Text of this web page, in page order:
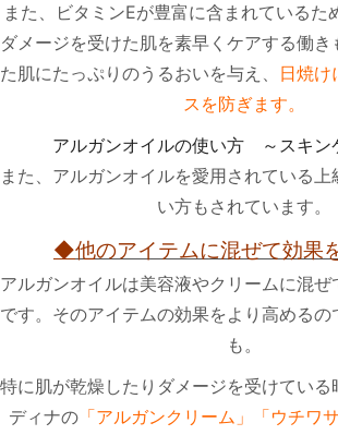
また、ビタミンEが豊富に含まれているた
ダメージを受けた肌を素早くケアする働き
た肌にたっぷりのうるおいを与え、 日焼け
スを防ぎます。
アルガンオイルの使い方 ～スキン
また、アルガンオイルを愛用されている
い方もされています。
◆他のアイテムに混ぜて効果
アルガンオイルは美容液やクリームに混
です。そのアイテムの効果をより高める
も。
特に肌が乾燥したりダメージを受けている
ディナの 「アルガンクリーム」「ウチワ